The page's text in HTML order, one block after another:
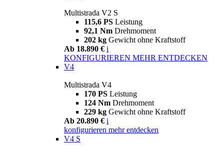
Multistrada V2 S
115,6 PS Leistung
92,1 Nm Drehmoment
202 kg Gewicht ohne Kraftstoff
Ab 18.890 € i
KONFIGURIEREN MEHR ENTDECKEN
V4
Multistrada V4
170 PS Leistung
124 Nm Drehmoment
229 kg Gewicht ohne Kraftstoff
Ab 20.890 € i
konfigurieren mehr entdecken
V4 S